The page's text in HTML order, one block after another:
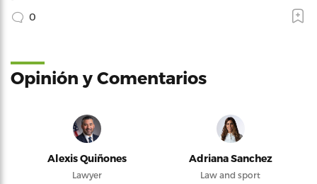
0
Opinión y Comentarios
Alexis Quiñones
Lawyer
Adriana Sanchez
Law and sport